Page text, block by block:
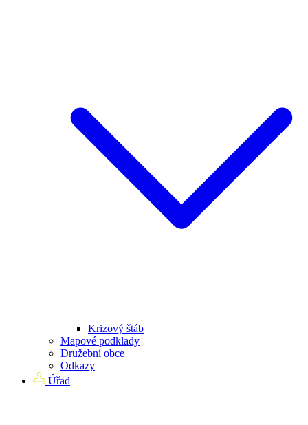
Krizový štáb
Mapové podklady
Družební obce
Odkazy
Úřad